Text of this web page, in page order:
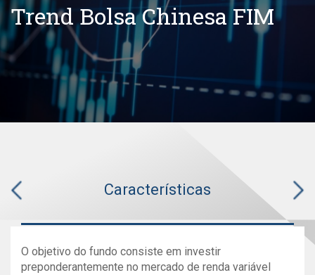
Trend Bolsa Chinesa FIM
Características
O objetivo do fundo consiste em investir
preponderantemente no mercado de renda variável